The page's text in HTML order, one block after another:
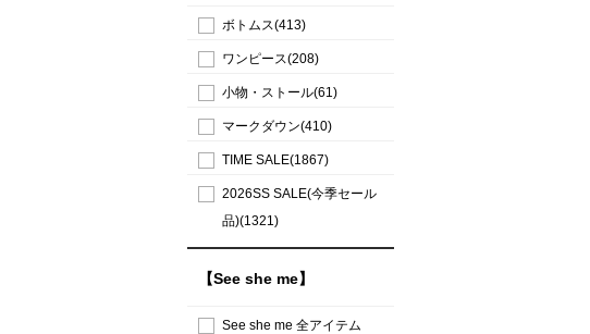
ボトムス(413)
ワンピース(208)
小物・ストール(61)
マークダウン(410)
TIME SALE(1867)
2026SS SALE(今季セール
品)(1321)
【See she me】
See she me 全アイテム